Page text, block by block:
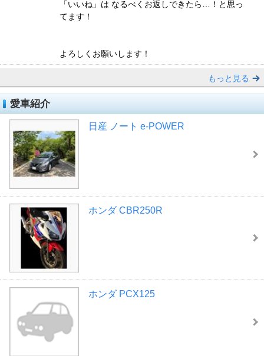
「いいね」は なるべくお返しできたら…！と思っ
てます！
よろしくお願いします！
もっと見る
愛車紹介
日産 ノート e-POWER
ホンダ CBR250R
ホンダ PCX125